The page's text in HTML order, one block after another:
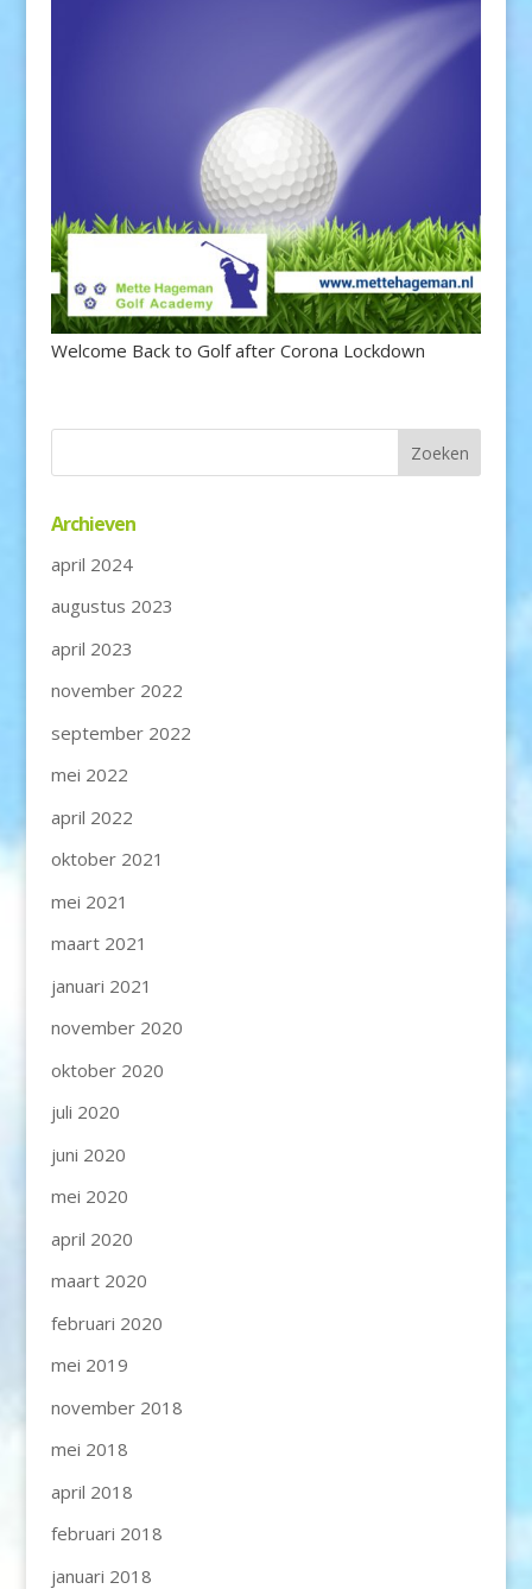
Welcome Back to Golf after Corona Lockdown
Archieven
april 2024
augustus 2023
april 2023
november 2022
september 2022
mei 2022
april 2022
oktober 2021
mei 2021
maart 2021
januari 2021
november 2020
oktober 2020
juli 2020
juni 2020
mei 2020
april 2020
maart 2020
februari 2020
mei 2019
november 2018
mei 2018
april 2018
februari 2018
januari 2018